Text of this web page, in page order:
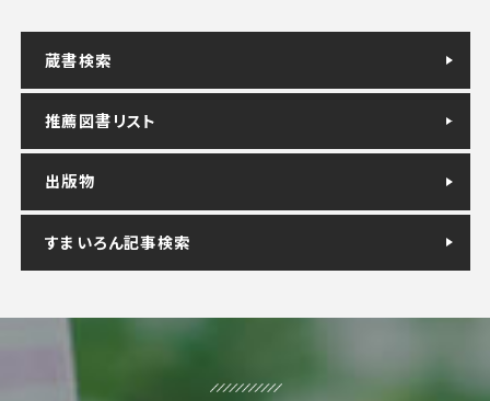
蔵書検索
推薦図書リスト
出版物
すまいろん記事検索